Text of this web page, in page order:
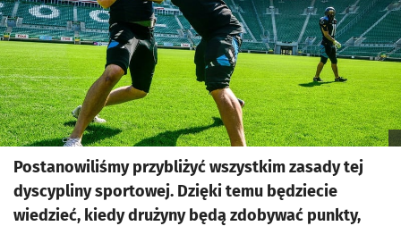
Postanowiliśmy przybliżyć wszystkim zasady tej
dyscypliny sportowej. Dzięki temu będziecie
wiedzieć, kiedy drużyny będą zdobywać punkty,